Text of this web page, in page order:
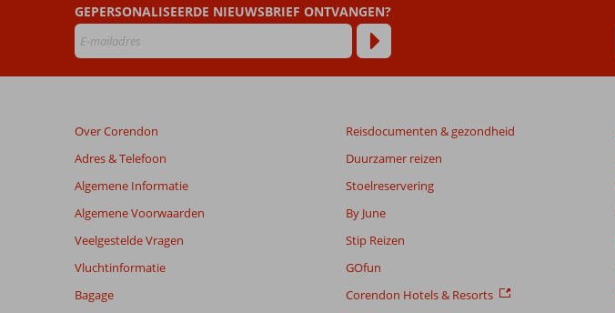
Beoordelingen
die
ouder
zijn
maanden
worden
niet
meer
weergegeven
om
de
relevantie
van
GEPERSONALISEERDE NIEUWSBRIEF ONTVANGEN?
Over Corendon
Adres & Telefoon
Algemene Informatie
Algemene Voorwaarden
Veelgestelde Vragen
Vluchtinformatie
Bagage
Reisdocumenten & gezondheid
Duurzamer reizen
Stoelreservering
By June
Stip Reizen
GOfun
Corendon Hotels & Resorts